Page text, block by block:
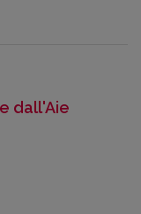
dall'Aie